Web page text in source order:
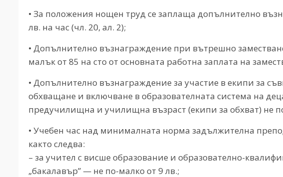
• За положения нощен труд се заплаща допълнително
лв. на час (чл. 20, ал. 2);
• Допълнително възнаграждение при вътрешно
малък от 85 на сто от основната работна заплата на
• Допълнително възнаграждение за участие в екипи за
обхващане и включване в образователната система на
предучилищна и училищна възраст (екипи за обхват) не
• Учебен час над минималната норма задължителна
както следва:
– за учител с висше образование и образователно-
„бакалавър” — не по-малко от 9 лв.;